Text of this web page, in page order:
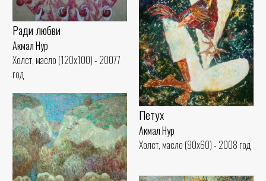
Ради любви
Акмал Нур
Холст, масло (120x100) - 20077
год
Петух
Акмал Нур
Холст, масло (90x60) - 2008 год